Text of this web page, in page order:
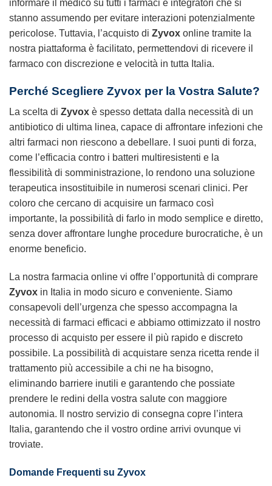
informare il medico su tutti i farmaci e integratori che si
stanno assumendo per evitare interazioni potenzialmente
pericolose. Tuttavia, l’acquisto di Zyvox online tramite la
nostra piattaforma è facilitato, permettendovi di ricevere il
farmaco con discrezione e velocità in tutta Italia.
Perché Scegliere Zyvox per la Vostra Salute?
La scelta di Zyvox è spesso dettata dalla necessità di un
antibiotico di ultima linea, capace di affrontare infezioni che
altri farmaci non riescono a debellare. I suoi punti di forza,
come l’efficacia contro i batteri multiresistenti e la
flessibilità di somministrazione, lo rendono una soluzione
terapeutica insostituibile in numerosi scenari clinici. Per
coloro che cercano di acquisire un farmaco così
importante, la possibilità di farlo in modo semplice e diretto,
senza dover affrontare lunghe procedure burocratiche, è un
enorme beneficio.
La nostra farmacia online vi offre l’opportunità di comprare
Zyvox in Italia in modo sicuro e conveniente. Siamo
consapevoli dell’urgenza che spesso accompagna la
necessità di farmaci efficaci e abbiamo ottimizzato il nostro
processo di acquisto per essere il più rapido e discreto
possibile. La possibilità di acquistare senza ricetta rende il
trattamento più accessibile a chi ne ha bisogno,
eliminando barriere inutili e garantendo che possiate
prendere le redini della vostra salute con maggiore
autonomia. Il nostro servizio di consegna copre l’intera
Italia, garantendo che il vostro ordine arrivi ovunque vi
troviate.
Domande Frequenti su Zyvox